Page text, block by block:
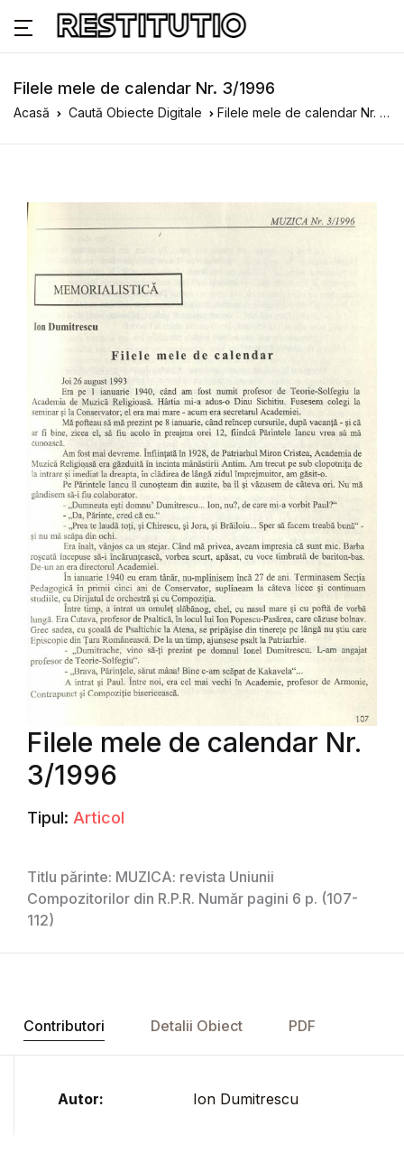
Filele mele de calendar Nr. 3/1996
Acasă Caută Obiecte Digitale Filele mele de calendar Nr. 3/1996
Filele mele de calendar Nr.
3/1996
Tipul: Articol
Titlu părinte: MUZICA: revista Uniunii
Compozitorilor din R.P.R. Număr pagini 6 p. (107-
112)
Contributori Detalii Obiect PDF
Autor: Ion Dumitrescu